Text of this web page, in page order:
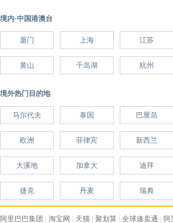
境内·中国港澳台
厦门 上海 江苏
黄山 千岛湖 杭州
境外热门目的地
马尔代夫 泰国 巴厘岛
欧洲 菲律宾 新西兰
大溪地 加拿大 迪拜
捷克 丹麦 瑞典
阿里巴巴集团 淘宝网 天猫 聚划算 全球速卖通 阿